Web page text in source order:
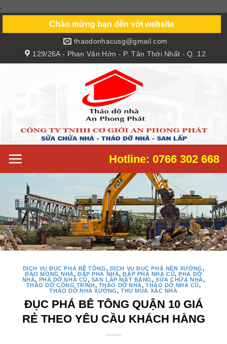
.
content
Chào mừng bạn đến với website
129/26A - Phan Văn Hớn - P. Tân Thới Nhất - Q. 12
thaodonhacusg@gmail.com
Hotline: 0766 302 668
DỊCH VỤ ĐỤC PHÁ BÊ TÔNG DỊCH VỤ ĐỤC PHÁ NỀN XƯỞNG
ĐÀO MÓNG NHÀ
,ĐẬP PHÁ NHÀ ,ĐẬP PHÁ NHÀ CŨ ,PHÁ DỠ
NHÀ
PHÁ DỠ NHÀ CŨ SAN LẤP MẶT BẰNG SỬA CHỮA NHÀ
THÁO DỠ CÔNG TRÌNH
THÁO DỠ NHÀ ,THÁO DỠ NHÀ CŨ
THÁO DỠ NHÀ XƯỞNG
,THU MUA XÁC NHÀ
ĐỤC PHÁ BÊ TÔNG QUẬN 10 GIÁ
RẺ THEO YÊU CẦU KHÁCH HÀNG